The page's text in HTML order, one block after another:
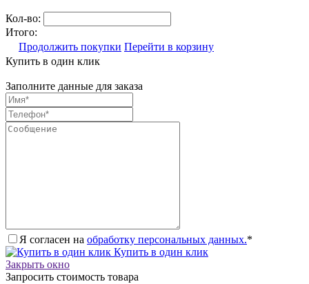
Кол-во:
Итого:
Продолжить покупки Перейти в корзину
Купить в один клик
Заполните данные для заказа
Я согласен на обработку персональных данных.*
Купить в один клик
Закрыть окно
Запросить стоимость товара